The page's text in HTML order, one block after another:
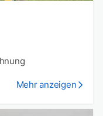
Mehr anzeigen